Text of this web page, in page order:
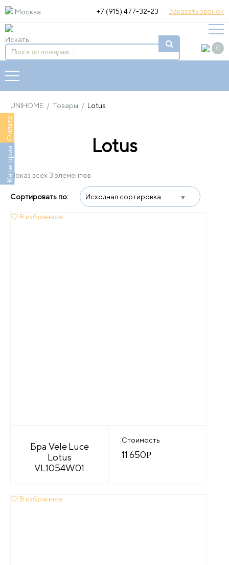
Москва +7 (915) 477-32-23 Заказать звонок
Искать:
0
UNIHOME / Товары / Lotus
Фильтр
Категории Lotus
Показ всех 3 элементов
В избранное
Бра Vele Luce
Lotus
VL1054W01
Стоимость
11 650Р
В избранное